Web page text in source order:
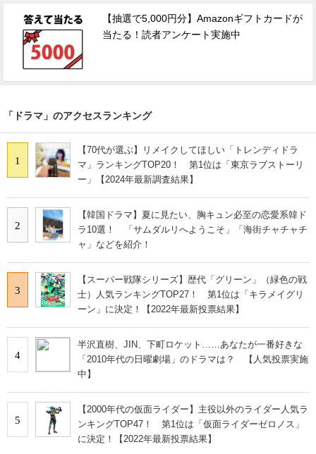
【抽選で5,000円分】Amazonギフトカードが
当たる！読者アンケート実施中
「ドラマ」のアクセスランキング
1
【70代が選ぶ】リメイクしてほしい「トレンディドラ
マ」ランキングTOP20！ 第1位は「東京ラブストーリ
ー」【2024年最新調査結果】
2
【韓国ドラマ】夏に見たい、胸キュン必至の恋愛系韓ド
ラ10選！ 「サムダルリへようこそ」「海街チャチャチ
ャ」などを紹介！
3
【スーパー戦隊シリーズ】歴代「グリーン」（緑色の戦
士）人気ランキングTOP27！ 第1位は「キラメイグリ
ーン」に決定！【2022年最新投票結果】
4
半沢直樹、JIN、下町ロケット……あなたが一番好きな
「2010年代の日曜劇場」のドラマは？ 【人気投票実施
中】
5
【2000年代の仮面ライダー】主役以外のライダー人気ラ
ンキングTOP47！ 第1位は「仮面ライダーゼロノス」
に決定！【2022年最新投票結果】